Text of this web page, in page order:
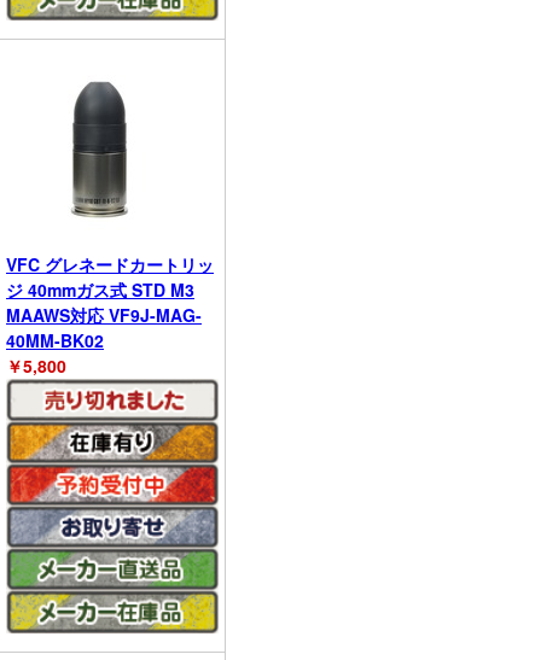
VFC グレネードカートリッ
ジ 40mmガス式 STD M3
MAAWS対応 VF9J-MAG-
40MM-BK02
￥5,800